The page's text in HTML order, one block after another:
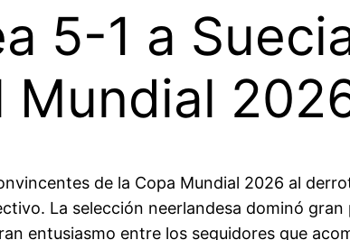
5-1 a
Mundial
de la Copa Mundial 2026 al
La selección neerlandesa dominó
entusiasmo entre los seguidores que